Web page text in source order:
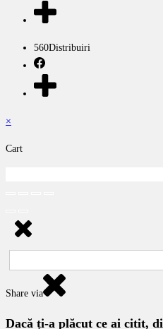
560Distribuiri
×
Cart
Share via
Dacă ți-a plăcut ce ai citit,